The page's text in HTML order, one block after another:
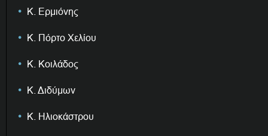
Κ. Ερμιόνης
Κ. Πόρτο Χελίου
Κ. Κοιλάδος
Κ. Διδύμων
Κ. Ηλιοκάστρου